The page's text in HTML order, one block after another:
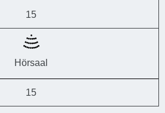
15
Hörsaal
15